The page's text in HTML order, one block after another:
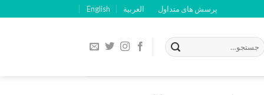
پرسش های متداول العربية English